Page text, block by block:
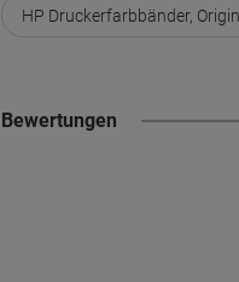
HP Druckerfarbbänder,
Bewertungen